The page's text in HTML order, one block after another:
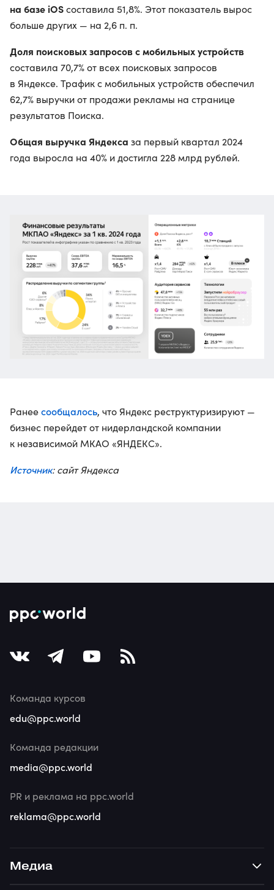
на базе iOSсоставила 51,8%. Этот показатель вырос
больше других — на 2,6 п. п.
Доля поисковых запросов с мобильных устройств
составила 70,7% от всех поисковых запросов
в Яндексе. Трафик с мобильных устройств обеспечил
62,7% выручки от продажи рекламы на странице
результатов Поиска.
Общая выручка Яндекса за первый квартал 2024
года выросла на 40% и достигла 228 млрд рублей.
Ранеесообщалось, что Яндекс реструктуризируют —
бизнес перейдет от нидерландской компании
к независимой МКАО «ЯНДЕКС».
Источник: сайт Яндекса
Медиа
Команда курсов
edu@ppc.world
Команда редакции
media@ppc.world
PR и реклама на ppc.world
reklama@ppc.world